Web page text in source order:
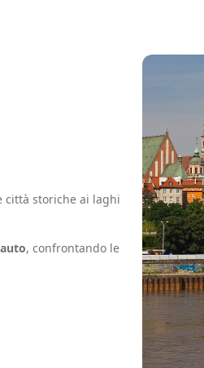
città storiche ai laghi
, confrontando le